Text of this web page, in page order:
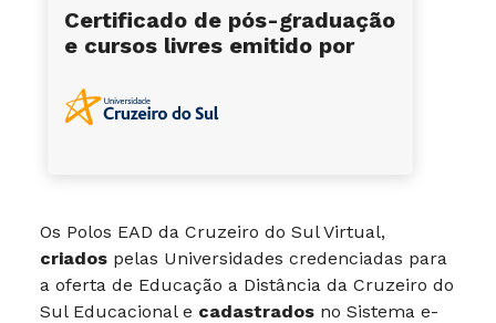
Os Polos EAD da Cruzeiro do Sul Virtual,
criados pelas Universidades credenciadas para
a oferta de Educação a Distância da Cruzeiro do
Sul Educacional e cadastrados no Sistema e-
Certificado de pós-graduação
e cursos livres emitido por